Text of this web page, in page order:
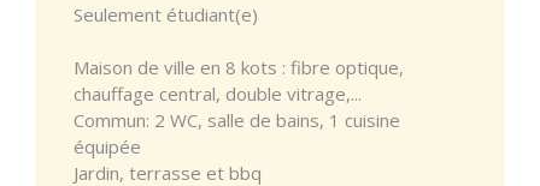
Seulement étudiant(e)
Maison de ville en 8 kots : fibre optique,
chauffage central, double vitrage,...
Commun: 2 WC, salle de bains, 1 cuisine
équipée
Jardin, terrasse et bbq